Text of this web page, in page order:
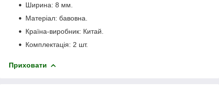
Ширина: 8 мм.
Матеріал: бавовна.
Країна-виробник: Китай.
Комплектація: 2 шт.
Приховати